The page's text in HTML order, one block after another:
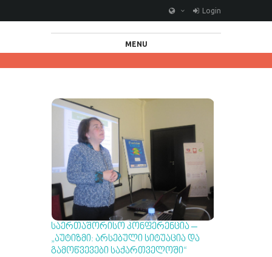
Login
MENU
ᲡᲐᲔᲠᲗᲐᲨᲝᲠᲘᲡᲝ ᲙᲝᲜᲤᲔᲠᲔᲜᲪᲘᲐ –
„ᲐᲣᲢᲘᲖᲛᲘ: ᲐᲠᲡᲔᲑᲣᲚᲘ ᲡᲘᲢᲣᲐᲪᲘᲐ ᲓᲐ
ᲒᲐᲛᲝᲬᲕᲔᲕᲔᲑᲘ ᲡᲐᲥᲐᲠᲗᲕᲔᲚᲝᲨᲘ“